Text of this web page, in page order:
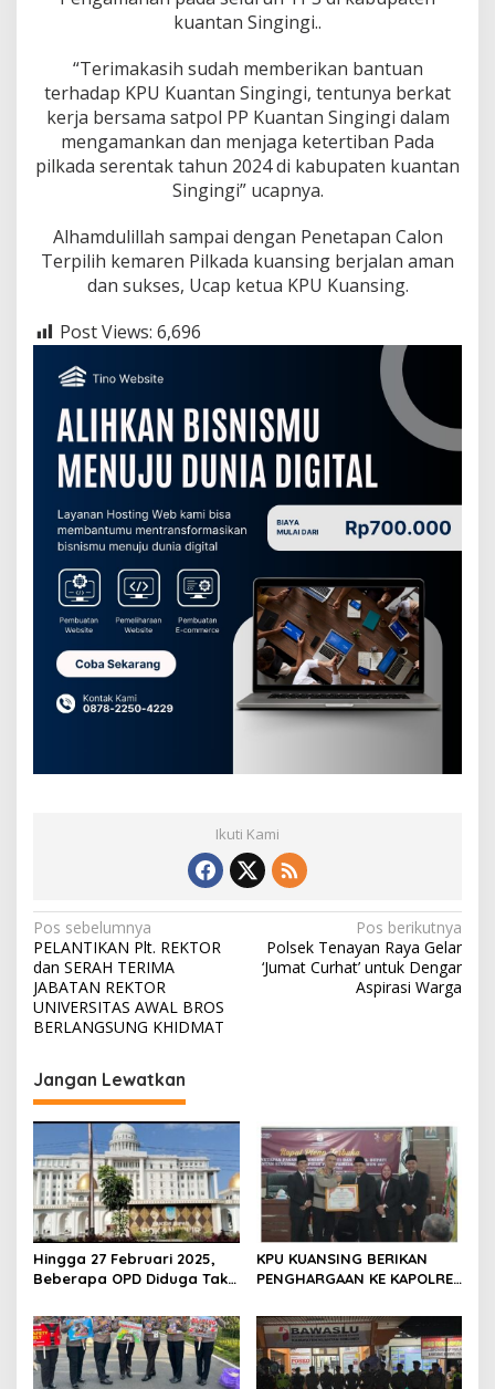
P
N
G
H
A
R
G
A
K
E
P
A
S
T
A
N
S
K
A
I
T
kuantan Singingi..
“Terimakasih sudah memberikan bantuan
terhadap KPU Kuantan Singingi, tentunya berkat
kerja bersama satpol PP Kuantan Singingi dalam
mengamankan dan menjaga ketertiban Pada
pilkada serentak tahun 2024 di kabupaten kuantan
Singingi” ucapnya.
Alhamdulillah sampai dengan Penetapan Calon
Terpilih kemaren Pilkada kuansing berjalan aman
dan sukses, Ucap ketua KPU Kuansing.
Post Views: 6,696
Ikuti Kami
N
a
v
i
a
s
i
p
o
s
Pos sebelumnya
PELANTIKAN Plt. REKTOR
dan SERAH TERIMA
JABATAN REKTOR
UNIVERSITAS AWAL BROS
BERLANGSUNG KHIDMAT
Pos berikutnya
Polsek Tenayan Raya Gelar
‘Jumat Curhat’ untuk Dengar
Aspirasi Warga
Jangan Lewatkan
Hingga 27 Februari 2025,
Beberapa OPD Diduga Tak
Sehingga Menimbulkan
Dampak Negatif Terhadap
Kemajuan Daerah (Pemkab
Rokan Hilir).
KPU KUANSING BERIKAN
PENGHARGAAN KE KAPOLRES